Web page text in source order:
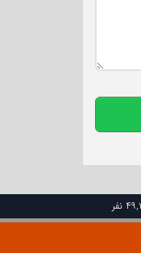
نفر